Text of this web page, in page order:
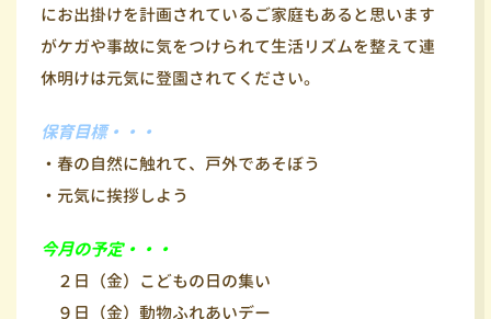
にお出掛けを計画されているご家庭もあると思います
がケガや事故に気をつけられて生活リズムを整えて連
休明けは元気に登園されてください。
保育目標・・・
・春の自然に触れて、戸外であそぼう
・元気に挨拶しよう
今月の予定・・・
２日（金）こどもの日の集い
９日（金）動物ふれあいデー